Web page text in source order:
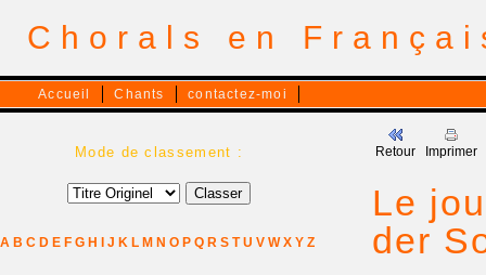
Chorals en
Accueil Chants contactez-moi
Mode de classement :
A B C D E F G H J K L M N O P Q R S T U V W X Y Z
Retour Imprimer
Le
der